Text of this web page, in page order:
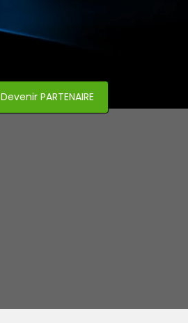
Devenir PARTENAIRE